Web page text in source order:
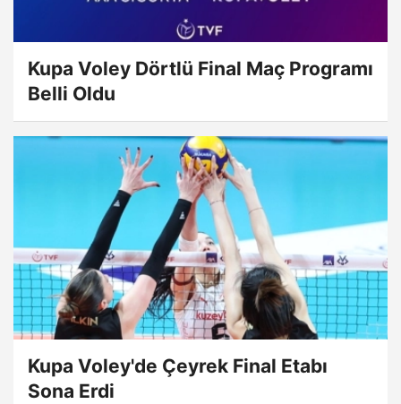
Kupa Voley Dörtlü Final Maç Programı
Belli Oldu
Kupa Voley'de Çeyrek Final Etabı
Sona Erdi